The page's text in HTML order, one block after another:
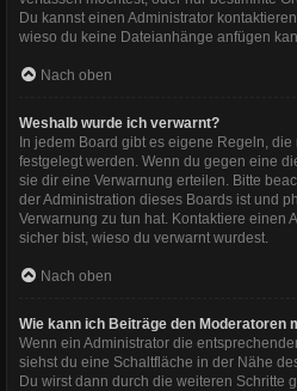
Du kannst einen Administrator
wieso du keine Dateianhänge anfügen
Nach oben
Weshalb wurde ich verwarnt?
In jedem Board gibt es eigene Regeln,
festgelegt werden. Wenn du gegen eine
sie dir eine Verwarnung erteilen. Bitte
der Administration dieses Boards ist und
Verwarnung zu tun hat. Kontaktiere einen
sicher bist, wieso du verwarnt wurdest.
Nach oben
Wie kann ich Beiträge den Moderatoren
Wenn ein Administrator die
siehst du eine Schaltfläche in der Nähe
Du wirst dann durch die weiteren Schritte